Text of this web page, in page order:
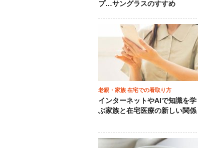
プ…サングラスのすすめ
老親・家族 在宅での看取り方
インターネットやAIで知識を学
ぶ家族と在宅医療の新しい関係